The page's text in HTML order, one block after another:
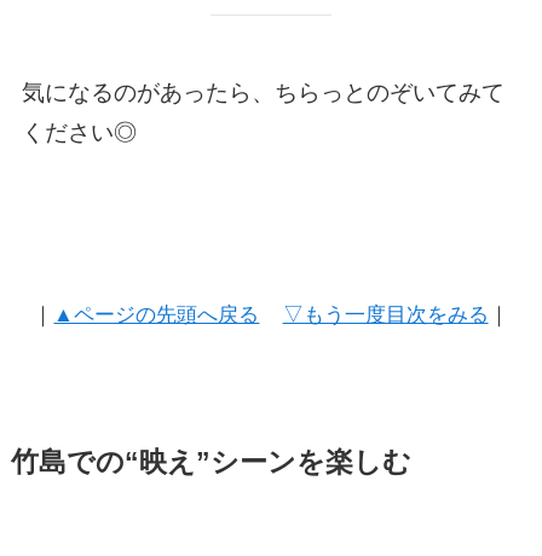
気になるのがあったら、ちらっとのぞいてみて
ください◎
▲ページの先頭へ戻る ▽もう一度目次をみる
竹島での“映え”シーンを楽しむ